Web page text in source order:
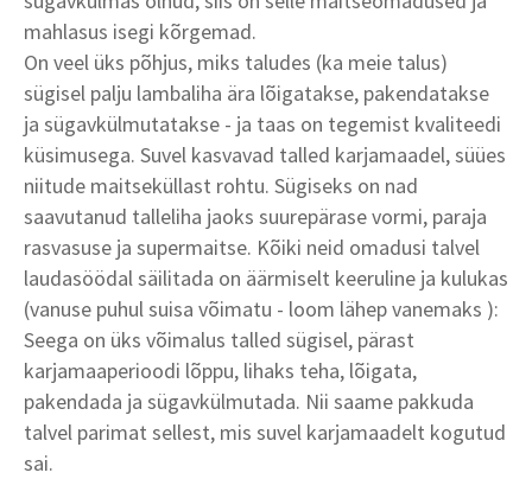
mahlasus isegi kõrgemad.
On veel üks põhjus, miks taludes (ka meie talus)
sügisel palju lambaliha ära lõigatakse, pakendatakse
ja sügavkülmutatakse - ja taas on tegemist kvaliteedi
küsimusega. Suvel kasvavad talled karjamaadel, süües
niitude maitseküllast rohtu. Sügiseks on nad
saavutanud talleliha jaoks suurepärase vormi, paraja
rasvasuse ja supermaitse. Kõiki neid omadusi talvel
laudasöödal säilitada on äärmiselt keeruline ja kulukas
(vanuse puhul suisa võimatu - loom lähep vanemaks ):
Seega on üks võimalus talled sügisel, pärast
karjamaaperioodi lõppu, lihaks teha, lõigata,
pakendada ja sügavkülmutada. Nii saame pakkuda
talvel parimat sellest, mis suvel karjamaadelt kogutud
sai.